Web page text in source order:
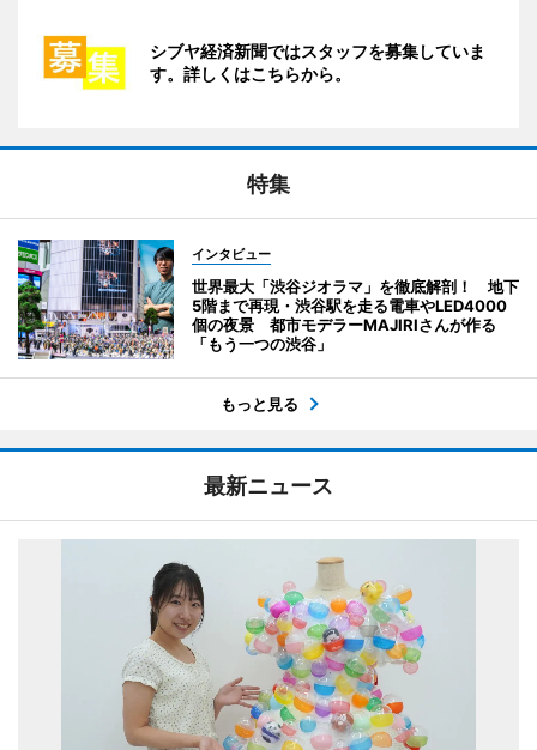
シブヤ経済新聞ではスタッフを募集していま
す。詳しくはこちらから。
特集
インタビュー
世界最大「渋谷ジオラマ」を徹底解剖！ 地下
5階まで再現・渋谷駅を走る電車やLED4000
個の夜景 都市モデラーMAJIRIさんが作る
「もう一つの渋谷」
もっと見る
最新ニュース